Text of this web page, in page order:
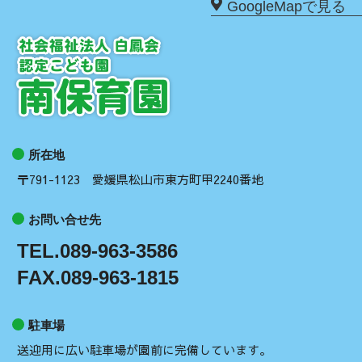
GoogleMapで見る
所在地
〒791-1123 愛媛県松山市東方町甲2240番地
お問い合せ先
TEL.089-963-3586
FAX.089-963-1815
駐車場
送迎用に広い駐車場が園前に完備しています。